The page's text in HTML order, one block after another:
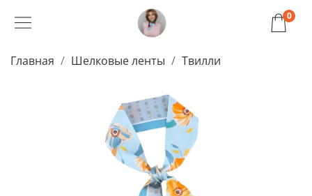
0
Главная Шелковые ленты Твилли